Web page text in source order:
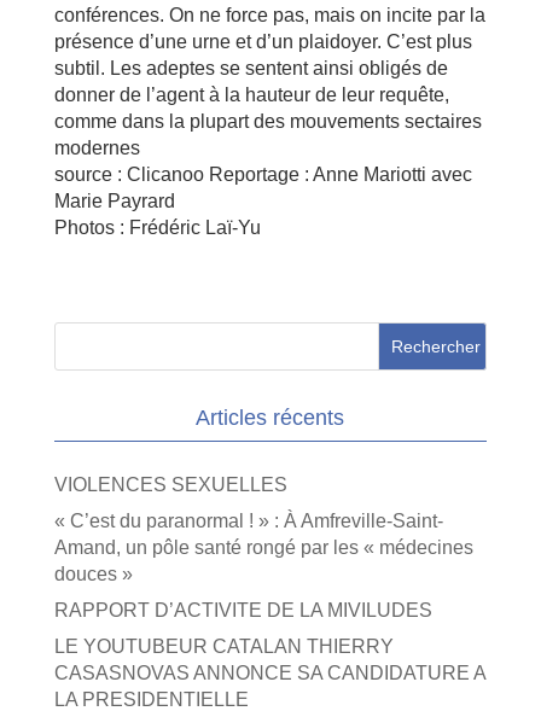
conférences. On ne force pas, mais on incite par la
présence d’une urne et d’un plaidoyer. C’est plus
subtil. Les adeptes se sentent ainsi obligés de
donner de l’agent à la hauteur de leur requête,
comme dans la plupart des mouvements sectaires
modernes
source : Clicanoo Reportage : Anne Mariotti avec
Marie Payrard
Photos : Frédéric Laï-Yu
Articles récents
VIOLENCES SEXUELLES
« C’est du paranormal ! » : À Amfreville-Saint-
Amand, un pôle santé rongé par les « médecines
douces »
RAPPORT D’ACTIVITE DE LA MIVILUDES
LE YOUTUBEUR CATALAN THIERRY
CASASNOVAS ANNONCE SA CANDIDATURE A
LA PRESIDENTIELLE